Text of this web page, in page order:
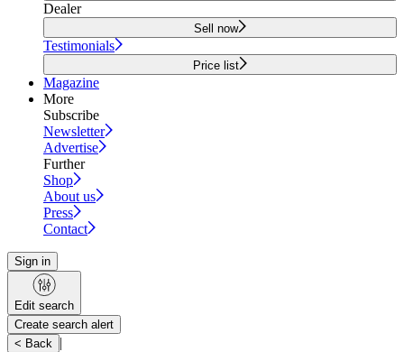
Dealer
Sell now
Testimonials
Price list
Magazine
More
Subscribe
Newsletter
Advertise
Further
Shop
About us
Press
Contact
Sign in
Edit search
Create search alert
< Back |